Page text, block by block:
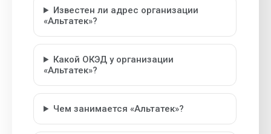
Известен ли адрес организации
«Альтатек»?
Какой ОКЭД у организации
«Альтатек»?
Чем занимается «Альтатек»?